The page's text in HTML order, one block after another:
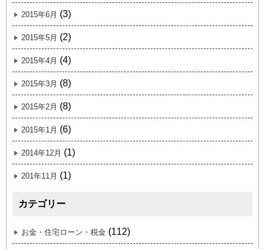
2015年6月 (3)
2015年5月 (2)
2015年4月 (4)
2015年3月 (8)
2015年2月 (8)
2015年1月 (6)
2014年12月 (1)
201年11月 (1)
カテゴリー
お金・住宅ローン・税金 (112)